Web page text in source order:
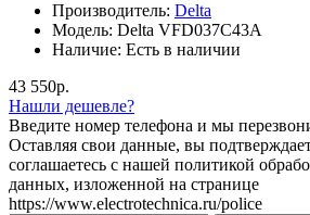
Производитель: Delta
Модель: Delta VFD037C43A
Наличие: Есть в наличии
43 550р.
Нашли дешевле?
Введите номер телефона и мы
Оставляя свои данные, вы
соглашаетесь с нашей политикой
данных, изложенной на странице
https://www.electrotechnica.ru/police